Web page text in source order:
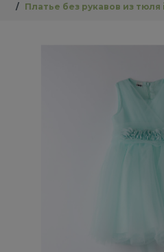
Платье без рукавов из тюля